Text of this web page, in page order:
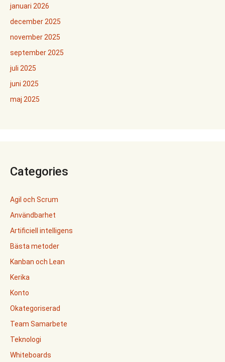
januari 2026
december 2025
november 2025
september 2025
juli 2025
juni 2025
maj 2025
Categories
Agil och Scrum
Användbarhet
Artificiell intelligens
Bästa metoder
Kanban och Lean
Kerika
Konto
Okategoriserad
Team Samarbete
Teknologi
Whiteboards